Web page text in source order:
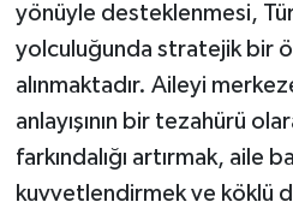
yönüyle desteklenmesi,
yolculuğunda stratejik bir
alınmaktadır. Aileyi
anlayışının bir tezahürü
farkındalığı artırmak, aile
kuvvetlendirmek ve köklü